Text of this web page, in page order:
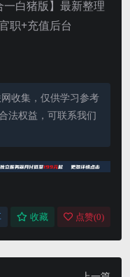
白猪版】最新整理
职+充值后台
收集，仅供学习参考
法权益，可联系我们
收藏 点赞(0)